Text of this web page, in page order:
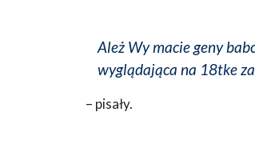
Ależ Wy macie geny
wyglądająca na 18tke
– pisały.